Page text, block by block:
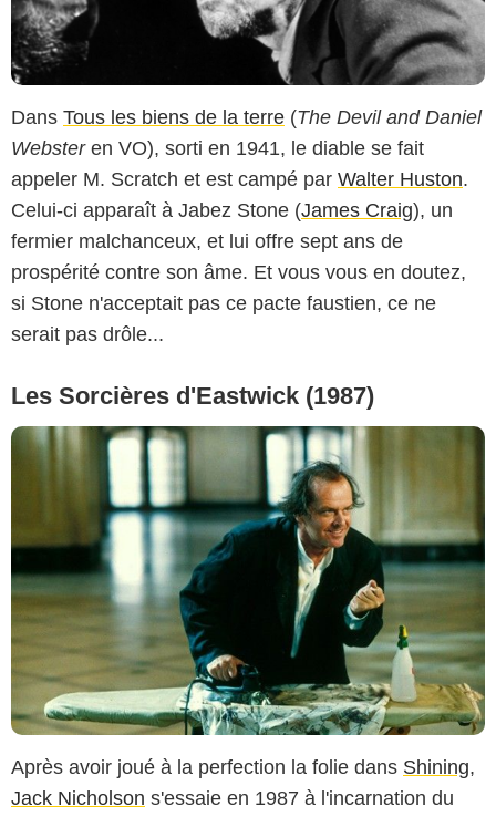
Dans Tous les biens de la terre (The Devil and Daniel
Websteren VO), sorti en 1941, le diable se fait
appeler M. Scratch et est campé par Walter Huston.
Celui-ci apparaît à Jabez Stone (James Craig), un
fermier malchanceux, et lui offre sept ans de
prospérité contre son âme. Et vous vous en doutez,
si Stone n'acceptait pas ce pacte faustien, ce ne
serait pas drôle...
Les Sorcières d'Eastwick (1987)
Après avoir joué à la perfection la folie dans Shining,
Jack Nicholson s'essaie en 1987 à l'incarnation du